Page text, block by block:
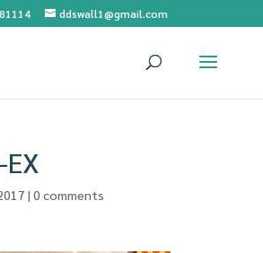
ddswall1@gmail.com
| 0 comments